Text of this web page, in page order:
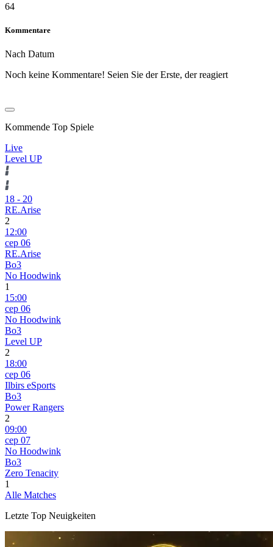
64
Kommentare
Nach Datum
Noch keine Kommentare! Seien Sie der Erste, der reagiert
Kommende Top Spiele
Live
Level UP
18 - 20
RE.Arise
2
12:00
сер 06
RE.Arise
Bo3
No Hoodwink
1
15:00
сер 06
No Hoodwink
Bo3
Level UP
2
18:00
сер 06
Ilbirs eSports
Bo3
Power Rangers
2
09:00
сер 07
No Hoodwink
Bo3
Zero Tenacity
1
Alle Matches
Letzte Top Neuigkeiten